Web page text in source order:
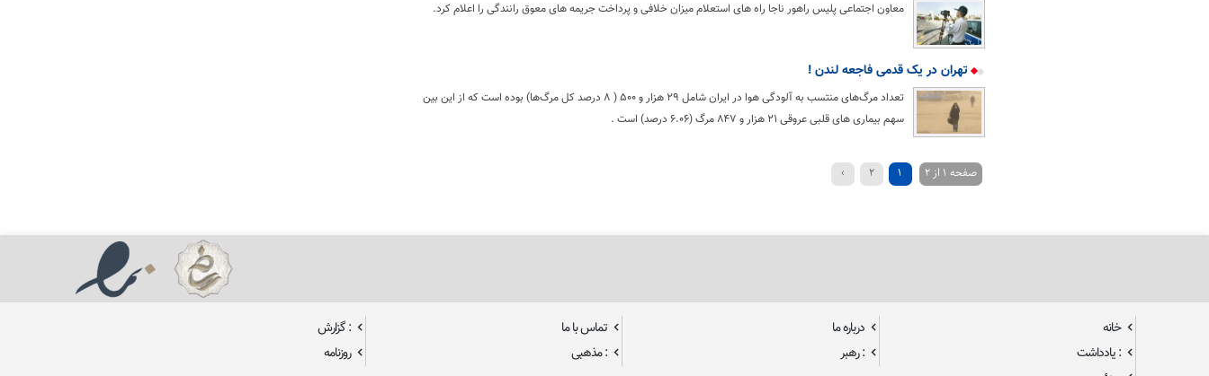
معاون اجتماعی پلیس راهور ناجا راه های استعلام میزان خلافی و پرداخت جریمه های معوق رانندگی را اعلام کرد.
تهران در یک قدمی فاجعه لندن !
تعداد مرگ‌های منتسب به آلودگی هوا در ایران شامل ۲۹ هزار و ۵۰۰ ( ۸ درصد کل مرگ‌ها) بوده است که از این بین
سهم بیماری های قلبی عروقی ۲۱ هزار و ۸۴۷ مرگ (۶.۰۶ درصد) است .
صفحه 1 از 2 1
2
›
خانه درباره ما تماس با ما
: گزارش
: یادداشت
: رهبر : مذهبی
روزنامه